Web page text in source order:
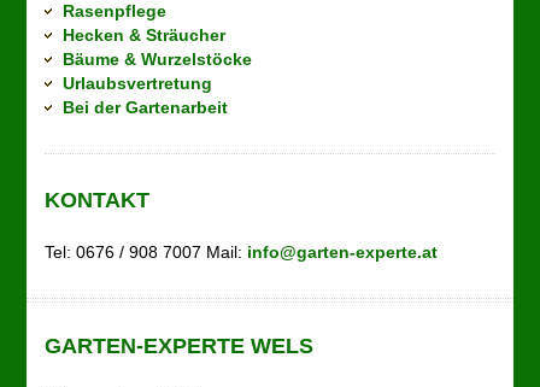
Rasenpflege
Hecken & Sträucher
Bäume & Wurzelstöcke
Urlaubsvertretung
Bei der Gartenarbeit
KONTAKT
Tel: 0676 / 908 7007 Mail: info@garten-experte.at
GARTEN-EXPERTE WELS